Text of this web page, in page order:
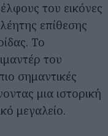
του εικόνες
επίθεσης
Το
του
σημαντικές
μια ιστορική
μεγαλείο.